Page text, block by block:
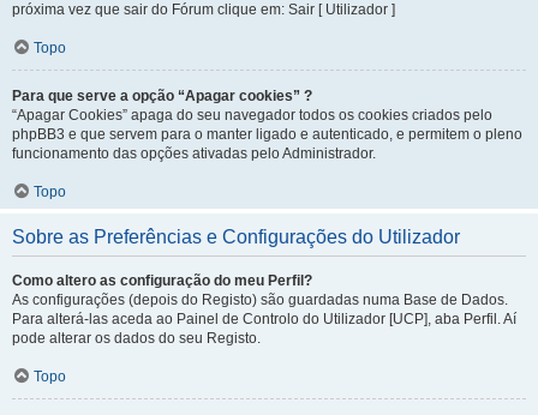
próxima vez que sair do Fórum clique em: Sair [ Utilizador ]
Topo
Para que serve a opção “Apagar cookies” ?
“Apagar Cookies” apaga do seu navegador todos os cookies criados pelo
phpBB3 e que servem para o manter ligado e autenticado, e permitem o pleno
funcionamento das opções ativadas pelo Administrador.
Topo
Sobre as Preferências e Configurações do Utilizador
Como altero as configuração do meu Perfil?
As configurações (depois do Registo) são guardadas numa Base de Dados.
Para alterá-las aceda ao Painel de Controlo do Utilizador [UCP], aba Perfil. Aí
pode alterar os dados do seu Registo.
Topo